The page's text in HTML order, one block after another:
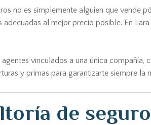
no es simplemente alguien que vende
adecuadas al mejor precio posible. En
vinculados a una única
y primas para garantizarte siempre la
de